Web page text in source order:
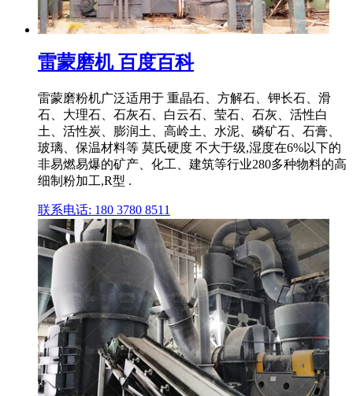
雷蒙磨机 百度百科
雷蒙磨粉机广泛适用于 重晶石、方解石、钾长石、滑
石、大理石、石灰石、白云石、莹石、石灰、活性白
土、活性炭、膨润土、高岭土、水泥、磷矿石、石膏、
玻璃、保温材料等 莫氏硬度 不大于级,湿度在6%以下的
非易燃易爆的矿产、化工、建筑等行业280多种物料的高
细制粉加工,R型 .
联系电话: 180 3780 8511